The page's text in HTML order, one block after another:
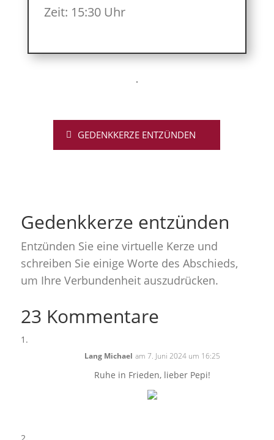
Zeit: 15:30 Uhr
GEDENKKERZE ENTZÜNDEN
Gedenkkerze entzünden
Entzünden Sie eine virtuelle Kerze und
schreiben Sie einige Worte des Abschieds,
um Ihre Verbundenheit auszudrücken.
23 Kommentare
Lang Michael am 7. Juni 2024 um 16:25
Ruhe in Frieden, lieber Pepi!